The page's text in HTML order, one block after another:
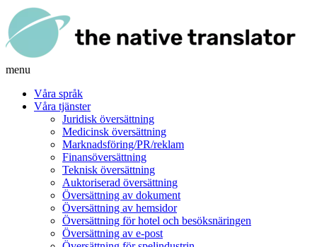
menu
Våra språk
Våra tjänster
Juridisk översättning
Medicinsk översättning
Marknadsföring/PR/reklam
Finansöversättning
Teknisk översättning
Auktoriserad översättning
Översättning av dokument
Översättning av hemsidor
Översättning för hotel och besöksnäringen
Översättning av e-post